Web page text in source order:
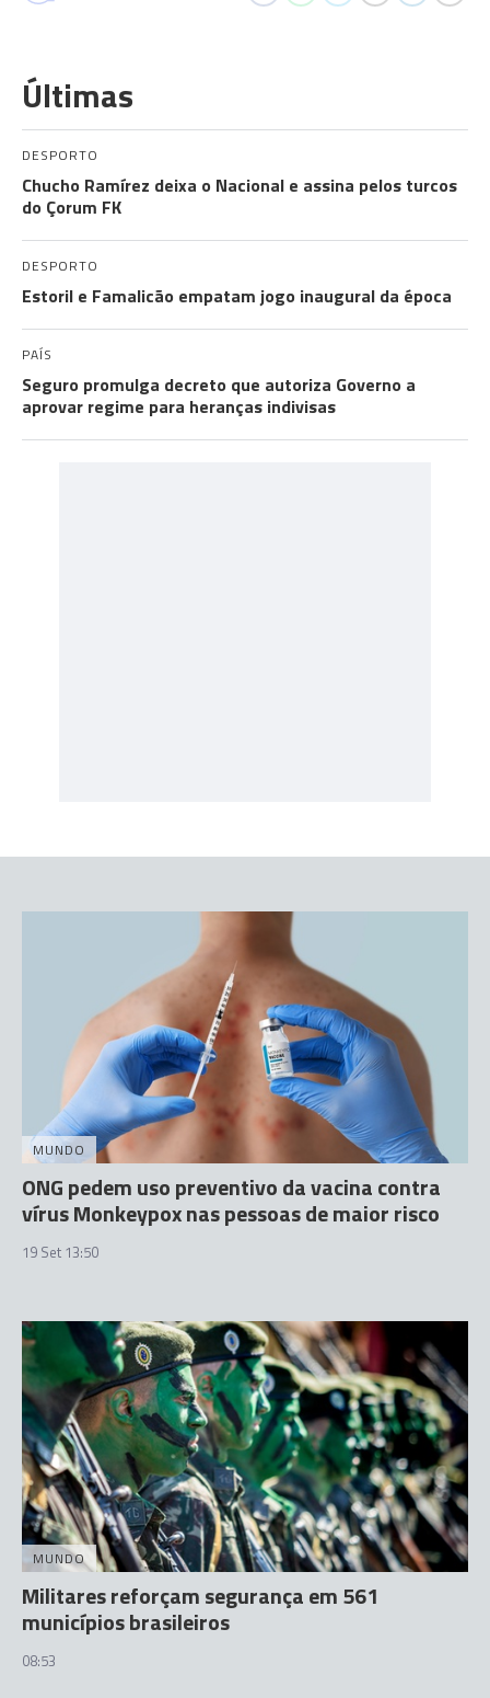
Últimas
DESPORTO
Chucho Ramírez deixa o Nacional e assina pelos turcos
do Çorum FK
DESPORTO
Estoril e Famalicão empatam jogo inaugural da época
PAÍS
Seguro promulga decreto que autoriza Governo a
aprovar regime para heranças indivisas
MUNDO
ONG pedem uso preventivo da vacina contra
vírus Monkeypox nas pessoas de maior risco
19 Set 13:50
MUNDO
Militares reforçam segurança em 561
municípios brasileiros
08:53